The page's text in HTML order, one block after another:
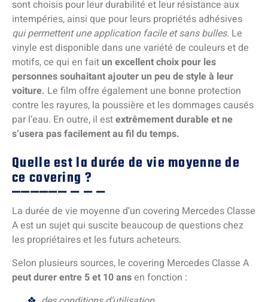
sont choisis pour leur durabilité et leur résistance aux
intempéries, ainsi que pour leurs propriétés adhésives
qui permettent une application facile et sans bulles. Le
vinyle est disponible dans une variété de couleurs et de
motifs, ce qui en faitun excellent choix pour les
personnes souhaitant ajouter un peu de style à leur
voiture. Le film offre également une bonne protection
contre les rayures, la poussière et les dommages causés
par l’eau. En outre, il estextrêmement durable et ne
s’usera pas facilement au fil du temps.
Quelle est la durée de vie moyenne de
ce covering ?
La durée de vie moyenne d’un covering Mercedes Classe
A est un sujet qui suscite beaucoup de questions chez
les propriétaires et les futurs acheteurs.
Selon plusieurs sources, le covering Mercedes Classe A
peut durer entre 5 et 10 ansen fonction :